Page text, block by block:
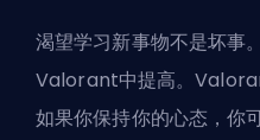
渴望学习新事物不是坏事
Valorant中提高。
如果你保持你的心态，你